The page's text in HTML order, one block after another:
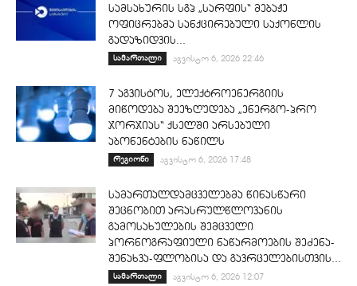
სამსახურის სგპ „სარფის“ მებაჟე
ოფიცრებმა სანქცირებული საქონლის
გადაზიდვის...
სამართალი აგვისტო 6, 2026 22:46
7 აგვისტოს, ელექტროენერგიის
მიწოდება შეეზღუდება „ენერგო-პრო
ჯორჯიას“ ქსელში არსებული
აბონენტების ნაწილს
რეგიონი აგვისტო 6, 2026 17:48
სამართალდამცველებმა წინასწარი
შეცნობით არასრულწლოვანის
გამოსახულების შემცველი
პორნოგრაფიული ნაწარმოების შეძენა-
შენახვა-ფლობისა და გავრცელებისთვის...
სამართალი აგვისტო 6, 2026 12:07